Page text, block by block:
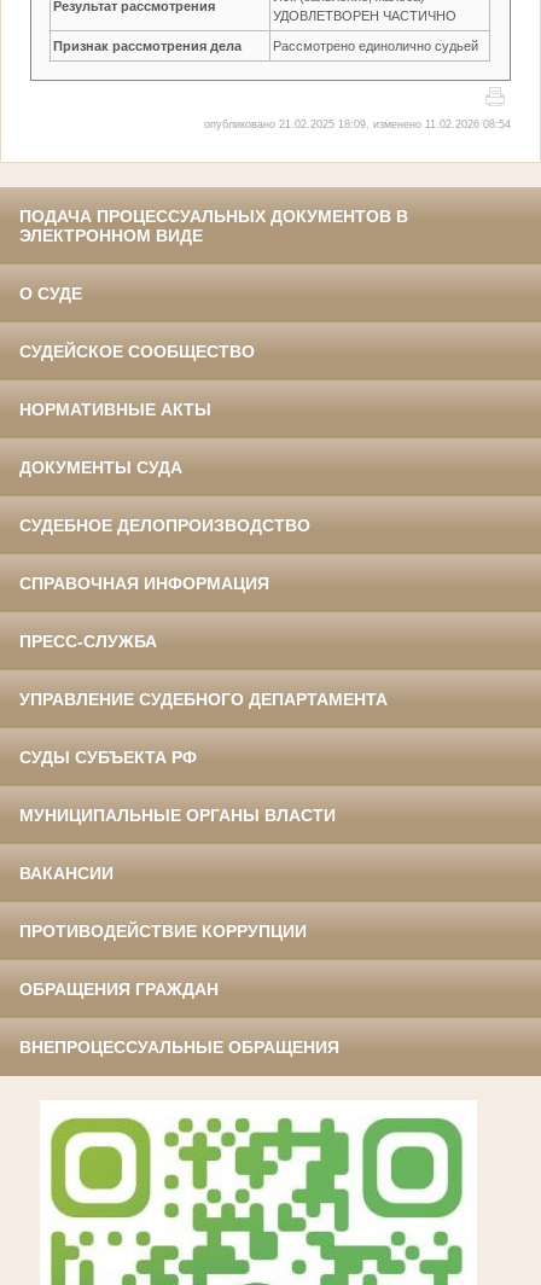
Результат рассмотрения
УДОВЛЕТВОРЕН ЧАСТИЧНО
Признак рассмотрения дела Рассмотрено единолично судьей
опубликовано 21.02.2025 18:09, изменено 11.02.2026 08:54
ПОДАЧА ПРОЦЕССУАЛЬНЫХ ДОКУМЕНТОВ В
ЭЛЕКТРОННОМ ВИДЕ
О СУДЕ
СУДЕЙСКОЕ СООБЩЕСТВО
НОРМАТИВНЫЕ АКТЫ
ДОКУМЕНТЫ СУДА
СУДЕБНОЕ ДЕЛОПРОИЗВОДСТВО
СПРАВОЧНАЯ ИНФОРМАЦИЯ
ПРЕСС-СЛУЖБА
УПРАВЛЕНИЕ СУДЕБНОГО ДЕПАРТАМЕНТА
СУДЫ СУБЪЕКТА РФ
МУНИЦИПАЛЬНЫЕ ОРГАНЫ ВЛАСТИ
ВАКАНСИИ
ПРОТИВОДЕЙСТВИЕ КОРРУПЦИИ
ОБРАЩЕНИЯ ГРАЖДАН
ВНЕПРОЦЕССУАЛЬНЫЕ ОБРАЩЕНИЯ